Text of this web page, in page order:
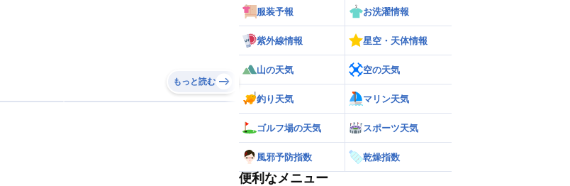
もっと読む
服装予報 お洗濯情報
紫外線情報 星空・天体情報
山の天気 空の天気
釣り天気 マリン天気
ゴルフ場の天気 スポーツ天気
風邪予防指数 乾燥指数
便利なメニュー